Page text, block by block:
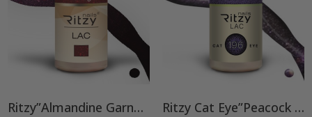
Ritzy”Almandine Garnet”,9 ml TPO-VAPAA Ritzy Cat Eye”Peacock feather”196, geelilakka